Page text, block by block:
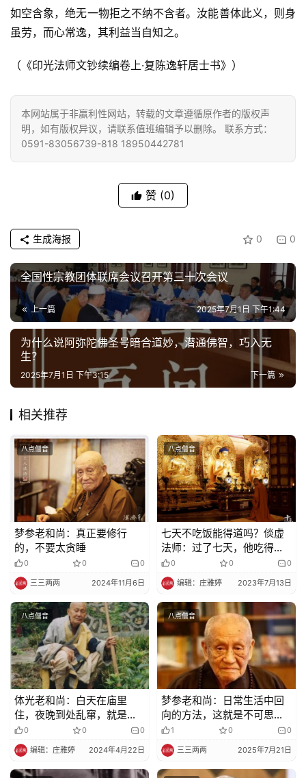
慈
善
佛
人
物
视
纪
录
佛
教
艺
政
策
法
规
免
责
声
明
如空含象，绝无一物拒之不纳不含者。汝能善体此义，则身
虽劳，而心常逸，其利益当自知之。
（《印光法师文钞续编卷上·复陈逸轩居士书》）
本网站属于非赢利性网站，转载的文章遵循原作者的版权声
明，如有版权异议，请联系值班编辑予以删除。 联系方式：
0591-83056739-818 18950442781
赞 (0)
0 0
生成海报
全国性宗教团体联席会议召开第三十次会议
上一篇 2025年7月1日 下午1:44
为什么说阿弥陀佛圣号暗合道妙，潜通佛智，巧入无
生？
下一篇
2025年7月1日 下午3:15
相关推荐
八点僧音
梦参老和尚：真正要修行
的，不要太贪睡
0 0 0
三三两两 2024年11月6日
八点僧音
七天不吃饭能得道吗？倓虚
法师：过了七天，他吃得比
谁都多
0 0 0
编辑：庄雅婷 2023年7月13日
八点僧音
体光老和尚：白天在庙里
住，夜晚到处乱窜，就是这
个庙里的钱太多了
0 0 0
编辑：庄雅婷 2024年4月22日
八点僧音
梦参老和尚：日常生活中回
向的方法，这就是不可思议
的修行！
1 0 0
三三两两 2025年7月21日